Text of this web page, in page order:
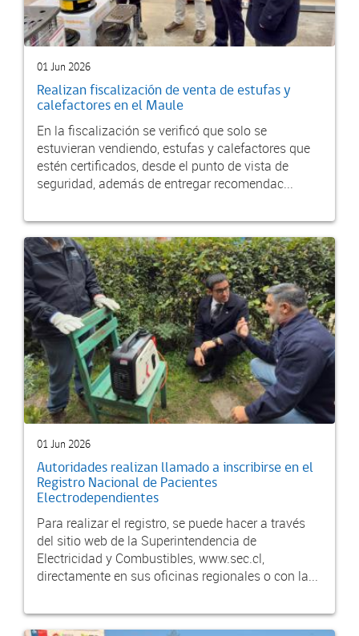
01 Jun 2026
Realizan fiscalización de venta de estufas y
calefactores en el Maule
En la fiscalización se verificó que solo se
estuvieran vendiendo, estufas y calefactores que
estén certificados, desde el punto de vista de
seguridad, además de entregar recomendac...
01 Jun 2026
Autoridades realizan llamado a inscribirse en el
Registro Nacional de Pacientes
Electrodependientes
Para realizar el registro, se puede hacer a través
del sitio web de la Superintendencia de
Electricidad y Combustibles, www.sec.cl,
directamente en sus oficinas regionales o con la...